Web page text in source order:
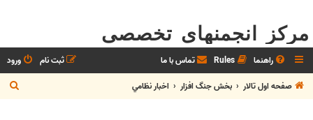
مرکز انجمنهای تخصصی
راهنما Rules تماس با ما ورود
ثبت نام
صفحه اول تالار
بخش جنگ افزار اخبار نظامي
س